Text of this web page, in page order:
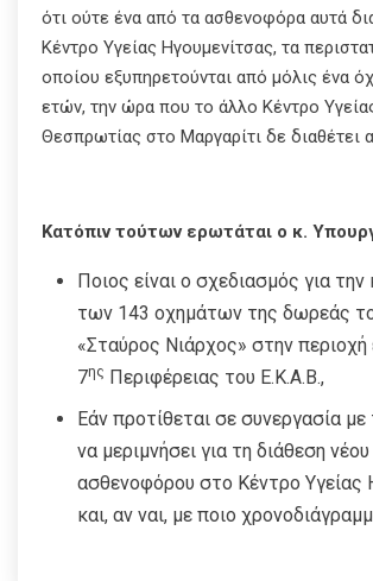
ότι ούτε ένα από τα ασθενοφόρα αυτά
Κέντρο Υγείας Ηγουμενίτσας, τα
οποίου εξυπηρετούνται από μόλις ένα
ετών, την ώρα που το άλλο Κέντρο
Θεσπρωτίας στο Μαργαρίτι δε διαθέτει
Κατόπιν τούτων ερωτάται ο κ.
Ποιος είναι ο σχεδιασμός για
των 143 οχημάτων της δωρεάς
«Σταύρος Νιάρχος» στην περιοχή
7ης Περιφέρειας του Ε.Κ.Α.Β.,
Εάν προτίθεται σε συνεργασία με
να μεριμνήσει για τη διάθεση
ασθενοφόρου στο Κέντρο Υγείας
και, αν ναι, με ποιο